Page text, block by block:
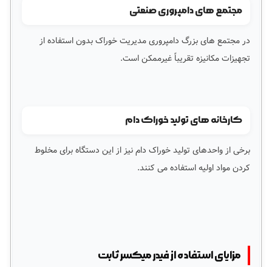
مجتمع های دامپروری صنعتی
در مجتمع های بزرگ دامپروری مدیریت خوراک بدون استفاده از
تجهیزات مکانیزه تقریباً غیرممکن است.
کارخانه های تولید خوراک دام
برخی از واحدهای تولید خوراک دام نیز از این دستگاه برای مخلوط
کردن مواد اولیه استفاده می کنند.
مزایای استفاده از فیدر میکسر ثابت